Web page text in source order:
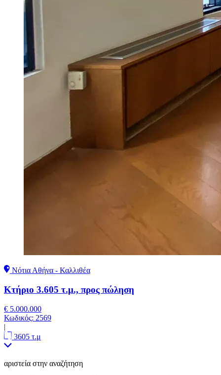
Νότια Αθήνα - Καλλιθέα
Κτήριο 3.605 τ.μ., προς πώληση
€ 5.000.000
Κωδικός: 2569
|
3605 τ.μ
αριστεία στην αναζήτηση